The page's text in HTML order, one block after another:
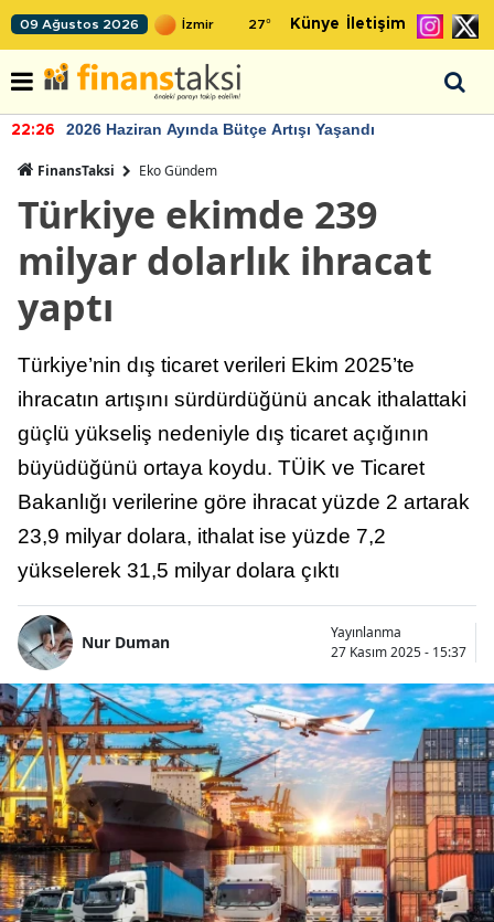
09 Ağustos 2026 27° Künye İletişim
22:26 2026 Haziran Ayında Bütçe Artışı Yaşandı
FinansTaksi Eko Gündem
Türkiye ekimde 239
milyar dolarlık ihracat
yaptı
Türkiye’nin dış ticaret verileri Ekim 2025’te
ihracatın artışını sürdürdüğünü ancak ithalattaki
güçlü yükseliş nedeniyle dış ticaret açığının
büyüdüğünü ortaya koydu. TÜİK ve Ticaret
Bakanlığı verilerine göre ihracat yüzde 2 artarak
23,9 milyar dolara, ithalat ise yüzde 7,2
yükselerek 31,5 milyar dolara çıktı
Nur Duman
Yayınlanma
27 Kasım 2025 - 15:37